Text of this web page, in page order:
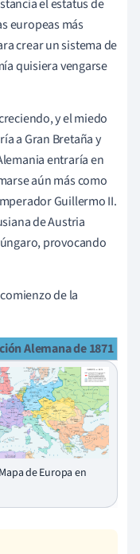
el estatus de
europeas más
crear un sistema de
quisiera vengarse
y el miedo
a Gran Bretaña y
entraría en
aún más como
Guillermo II.
de Austria
provocando
de la
Alemana de 1871
de Europa en